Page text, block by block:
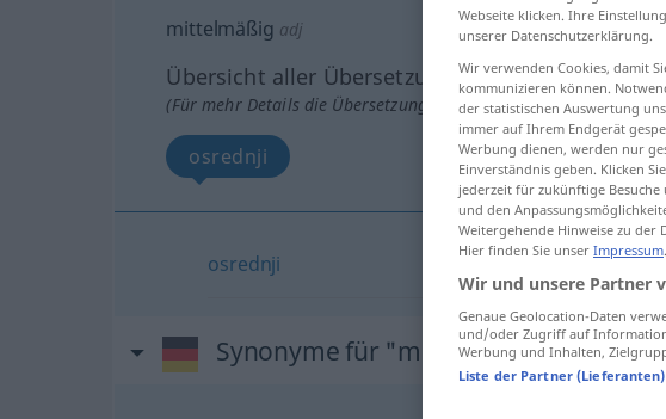
mittelmäßig adj
Übersicht aller Übersetzungen
(Für mehr Details die Übersetzung anklicken/antippen)
osrednji
osrednji
Synonyme für "mittelmäßig"
Webseite klicken. Ihre
unserer Datenschutzerklärung.
Wir verwenden Cookies, damit
kommunizieren können.
der statistischen Auswertung
immer auf Ihrem Endgerät
Werbung dienen, werden nur
Einverständnis geben. Klicken
jederzeit für zukünftige
und den
Weitergehende Hinweise zu der
Hier finden Sie unser Impressum.
Wir und unsere Partner
Genaue Geolocation-Daten
und/oder Zugriff auf
Werbung und Inhalten,
Liste der Partner (Lieferanten)